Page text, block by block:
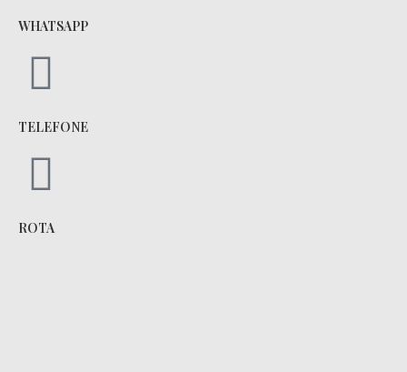
WHATSAPP
TELEFONE
ROTA